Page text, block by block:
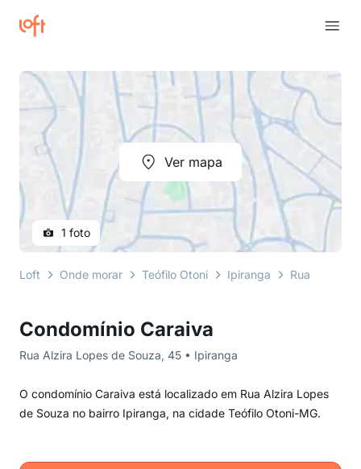
Condomínio Caraiva
Rua Alzira Lopes de Souza, 45 • Ipiranga
O condomínio Caraiva está localizado em Rua Alzira Lopes
de Souza no bairro Ipiranga, na cidade Teófilo Otoni-MG.
Ver mapa
1 foto
Loft Onde morar Teófilo Otoni Ipiranga Rua Alzira